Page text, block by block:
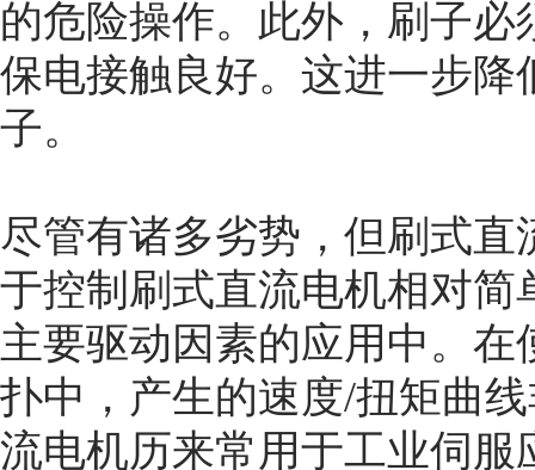
的危险操作。此外，刷子
保电接触良好。这进一步
子。
尽管有诸多劣势，但刷式
于控制刷式直流电机相对
主要驱动因素的应用中。
扑中，产生的速度/扭矩曲
流电机历来常用于工业伺